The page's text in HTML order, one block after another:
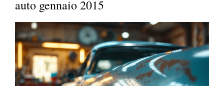
auto gennaio 2015